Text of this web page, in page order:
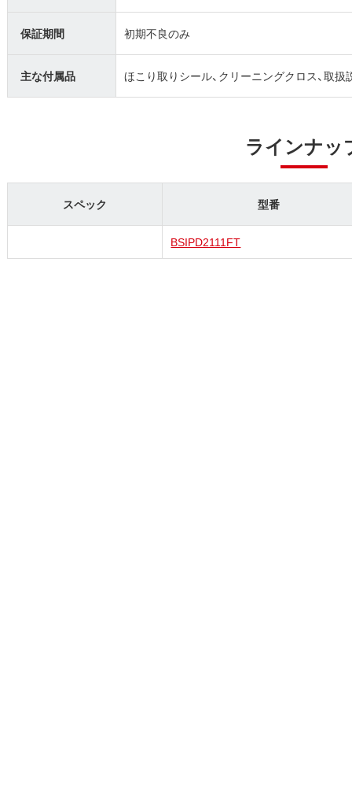
保証期間 初期不良のみ
主な付属品 ほこり取りシール、クリーニングクロス、取扱
ラインナッ
スペック 型番
BSIPD2111FT